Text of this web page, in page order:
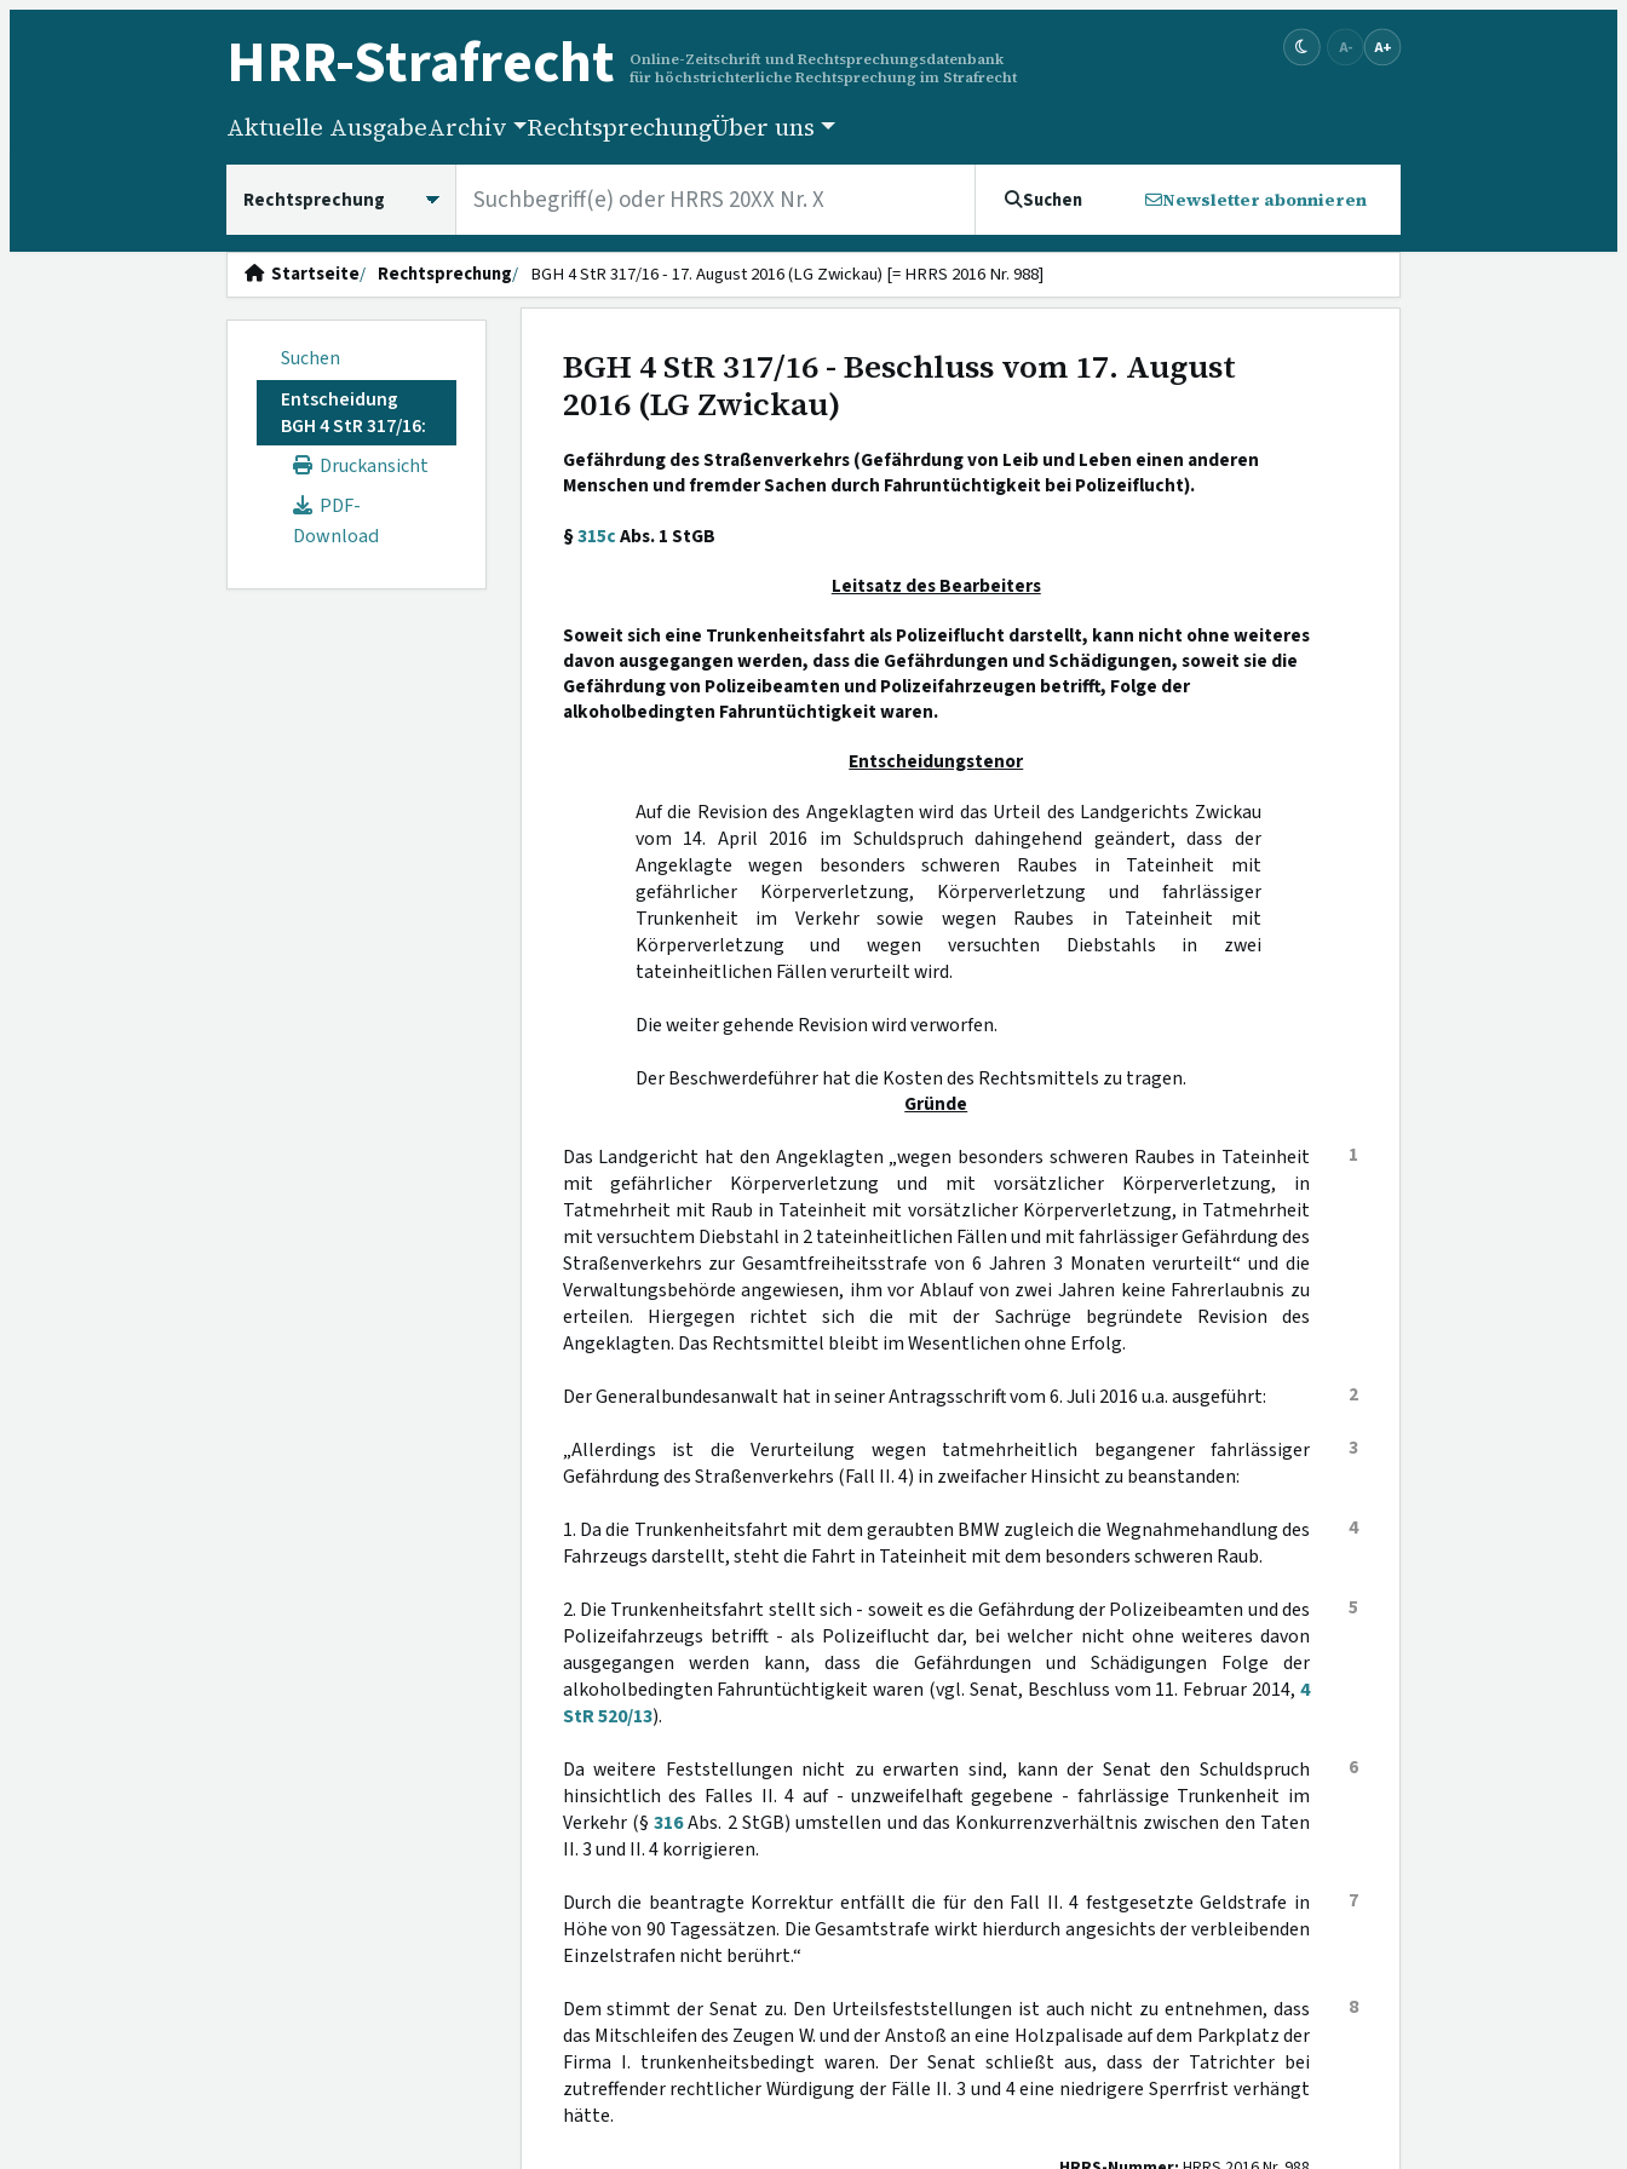
HRR-Strafrecht
Online-Zeitschrift und Rechtsprechungsdatenbank
für höchstrichterliche Rechtsprechung im Strafrecht
A- A+
Aktuelle AusgabeArchiv RechtsprechungÜber uns
Suchen Newsletter abonnieren
Startseite Rechtsprechung BGH 4 StR 317/16 - 17. August 2016 (LG Zwickau) [= HRRS 2016 Nr. 988]
Suchen
Entscheidung
BGH 4 StR 317/16:
Druckansicht
PDF-
Download
BGH 4 StR 317/16 - Beschluss vom 17. August
2016 (LG Zwickau)
Gefährdung des Straßenverkehrs (Gefährdung von Leib und Leben einen anderen
Menschen und fremder Sachen durch Fahruntüchtigkeit bei Polizeiflucht).
§315cAbs. 1 StGB
Leitsatz des Bearbeiters
Soweit sich eine Trunkenheitsfahrt als Polizeiflucht darstellt, kann nicht ohne weiteres
davon ausgegangen werden, dass die Gefährdungen und Schädigungen, soweit sie die
Gefährdung von Polizeibeamten und Polizeifahrzeugen betrifft, Folge der
alkoholbedingten Fahruntüchtigkeit waren.
Entscheidungstenor
Auf die Revision des Angeklagten wird das Urteil des Landgerichts Zwickau
vom 14. April 2016 im Schuldspruch dahingehend geändert, dass der
Angeklagte wegen besonders schweren Raubes in Tateinheit mit
gefährlicher Körperverletzung, Körperverletzung und fahrlässiger
Trunkenheit im Verkehr sowie wegen Raubes in Tateinheit mit
Körperverletzung und wegen versuchten Diebstahls in zwei
tateinheitlichen Fällen verurteilt wird.
Die weiter gehende Revision wird verworfen.
Der Beschwerdeführer hat die Kosten des Rechtsmittels zu tragen.
Gründe
1
Das Landgericht hat den Angeklagten „wegen besonders schweren Raubes in Tateinheit
mit gefährlicher Körperverletzung und mit vorsätzlicher Körperverletzung, in
Tatmehrheit mit Raub in Tateinheit mit vorsätzlicher Körperverletzung, in Tatmehrheit
mit versuchtem Diebstahl in 2 tateinheitlichen Fällen und mit fahrlässiger Gefährdung des
Straßenverkehrs zur Gesamtfreiheitsstrafe von 6 Jahren 3 Monaten verurteilt“ und die
Verwaltungsbehörde angewiesen, ihm vor Ablauf von zwei Jahren keine Fahrerlaubnis zu
erteilen. Hiergegen richtet sich die mit der Sachrüge begründete Revision des
Angeklagten. Das Rechtsmittel bleibt im Wesentlichen ohne Erfolg.
2
Der Generalbundesanwalt hat in seiner Antragsschrift vom 6. Juli 2016 u.a. ausgeführt:
3
„Allerdings ist die Verurteilung wegen tatmehrheitlich begangener fahrlässiger
Gefährdung des Straßenverkehrs (Fall II. 4) in zweifacher Hinsicht zu beanstanden:
4
1. Da die Trunkenheitsfahrt mit dem geraubten BMW zugleich die Wegnahmehandlung des
Fahrzeugs darstellt, steht die Fahrt in Tateinheit mit dem besonders schweren Raub.
5
2. Die Trunkenheitsfahrt stellt sich - soweit es die Gefährdung der Polizeibeamten und des
Polizeifahrzeugs betrifft - als Polizeiflucht dar, bei welcher nicht ohne weiteres davon
ausgegangen werden kann, dass die Gefährdungen und Schädigungen Folge der
alkoholbedingten Fahruntüchtigkeit waren (vgl. Senat, Beschluss vom 11. Februar 2014, 4
StR 520/13).
6
Da weitere Feststellungen nicht zu erwarten sind, kann der Senat den Schuldspruch
hinsichtlich des Falles II. 4 auf - unzweifelhaft gegebene - fahrlässige Trunkenheit im
Verkehr (§316Abs. 2 StGB) umstellen und das Konkurrenzverhältnis zwischen den Taten
II. 3 und II. 4 korrigieren.
7
Durch die beantragte Korrektur entfällt die für den Fall II. 4 festgesetzte Geldstrafe in
Höhe von 90 Tagessätzen. Die Gesamtstrafe wirkt hierdurch angesichts der verbleibenden
Einzelstrafen nicht berührt.“
8
Dem stimmt der Senat zu. Den Urteilsfeststellungen ist auch nicht zu entnehmen, dass
das Mitschleifen des Zeugen W. und der Anstoß an eine Holzpalisade auf dem Parkplatz der
Firma I. trunkenheitsbedingt waren. Der Senat schließt aus, dass der Tatrichter bei
zutreffender rechtlicher Würdigung der Fälle II. 3 und 4 eine niedrigere Sperrfrist verhängt
hätte.